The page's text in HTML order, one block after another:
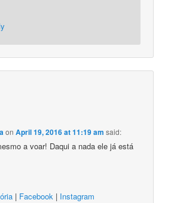
onApril 19, 2016 at 11:19 am said:
a voar! Daqui a nada ele já está
| Facebook | Instagram